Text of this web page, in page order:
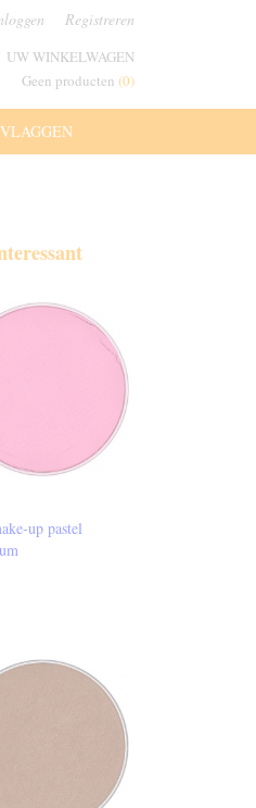
Registreren
UW WINKELWAGEN
Geen producten (0)
VLAGGEN
up pastel